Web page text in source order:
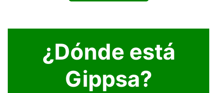
¿Dónde está
Gippsa?